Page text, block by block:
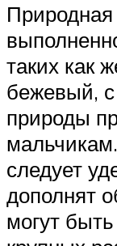
таких как
бежевый,
природы
следует
дополнят
могут